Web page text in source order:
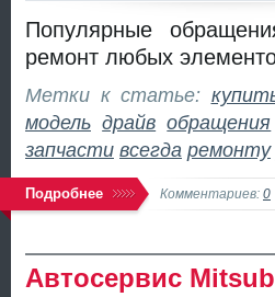
Популярные
ремонт любых
Метки к статье:
модель драйв обращения
запчасти всегда ремонту
Подробнее Комментариев: 0
Автосервис